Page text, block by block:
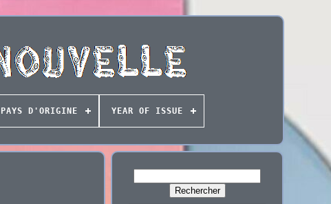
PAYS D'ORIGINE YEAR OF ISSUE